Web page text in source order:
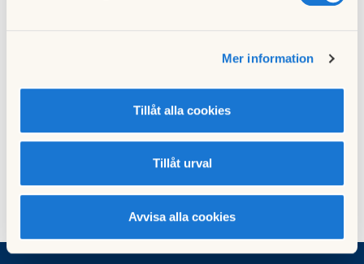
Mer information
Tillåt alla cookies
Tillåt urval
Avvisa alla cookies
Stämman Rökning i föreningen